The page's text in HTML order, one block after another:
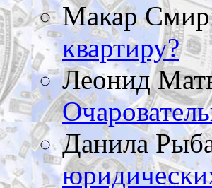
Макар
квартиру?
Леонид
Данила